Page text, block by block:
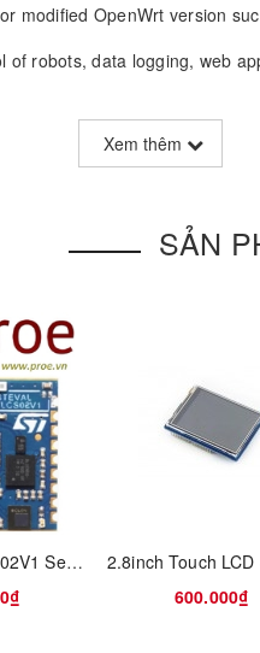
modified OpenWrt version
robots, data logging, web
Xem thêm
SẢN
STEVAL-STLCS02V1 SensorTile connectable sensor node: solder only
600.000₫
prev